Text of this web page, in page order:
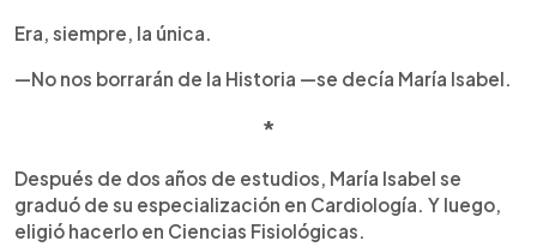
Era, siempre, la única.
—No nos borrarán de la Historia —se decía María Isabel.
*
Después de dos años de estudios, María Isabel se
graduó de su especialización en Cardiología. Y luego,
eligió hacerlo en Ciencias Fisiológicas.